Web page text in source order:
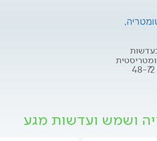
בעלת ניסיון רב ברשת "עיניים". התשובות יינתנו תוך פרק זמן של 48-72
ושמש ועדשות מגע